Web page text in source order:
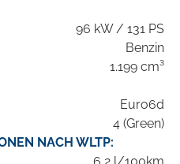
96 kW / 131 PS
Benzin
1.199 cm³
Euro6d
4 (Green)
NACH WLTP: